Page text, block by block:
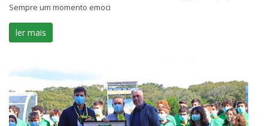
Sempre um momento emoci
ler mais